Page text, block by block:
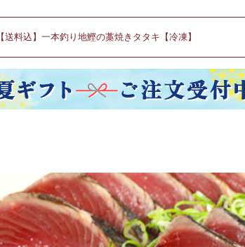
【送料込】一本釣り地鰹の藁焼きタタキ【冷凍】